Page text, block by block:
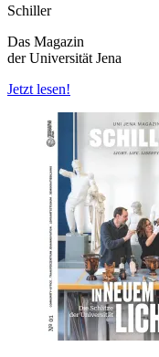
Schiller
Das Magazin
der Universität Jena
Jetzt lesen!